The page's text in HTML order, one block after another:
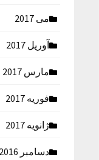
می 2017
آوریل 2017
مارس 2017
فوریه 2017
ژانویه 2017
دسامبر 2016